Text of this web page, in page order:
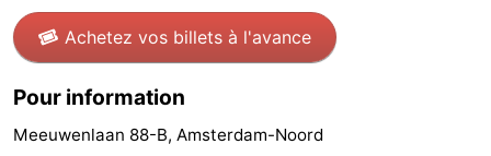
diamant
dans
centre
Parcs
jardins
de
Environs
Achetez vos billets à l'avance
Pour information
Meeuwenlaan 88-B, Amsterdam-Noord